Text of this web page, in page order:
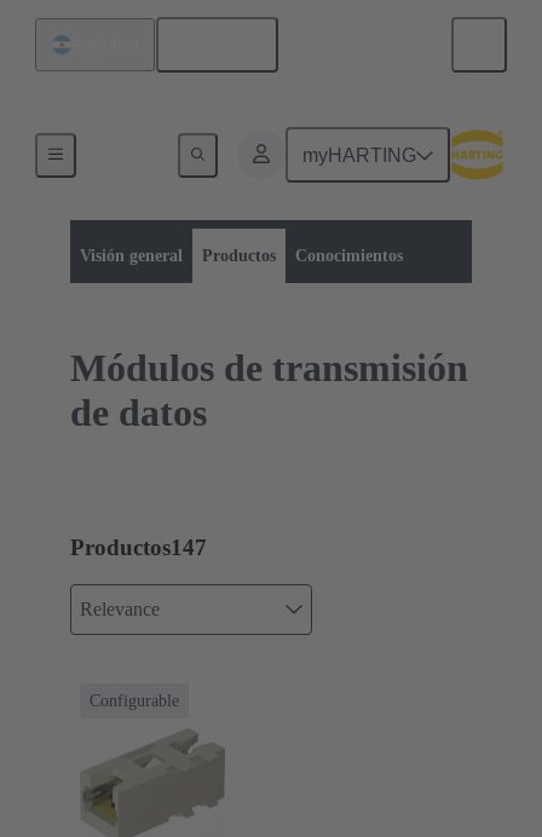
myHARTING
Visión general Productos Conocimientos
Módulos Han-Modular®
Módulos de transmisión
de datos
Productos147
Relevance
Configurable